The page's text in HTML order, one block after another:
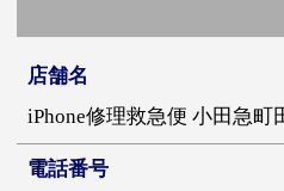
店舗名
iPhone修理救急便 小田急町
電話番号